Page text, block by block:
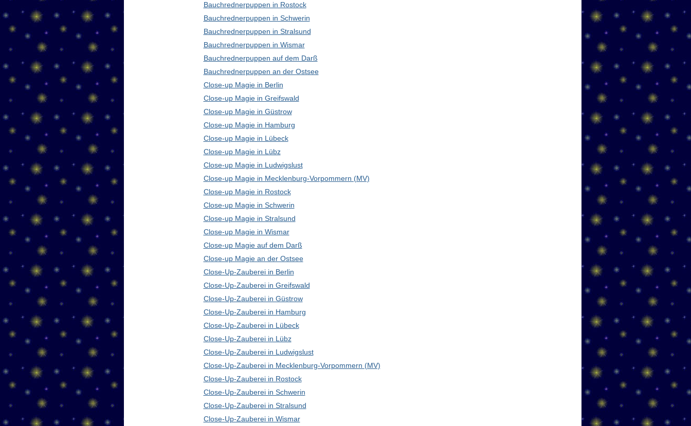
Bauchrednerpuppen in Rostock
Bauchrednerpuppen in Schwerin
Bauchrednerpuppen in Stralsund
Bauchrednerpuppen in Wismar
Bauchrednerpuppen auf dem Darß
Bauchrednerpuppen an der Ostsee
Close-up Magie in Berlin
Close-up Magie in Greifswald
Close-up Magie in Güstrow
Close-up Magie in Hamburg
Close-up Magie in Lübeck
Close-up Magie in Lübz
Close-up Magie in Ludwigslust
Close-up Magie in Mecklenburg-Vorpommern (MV)
Close-up Magie in Rostock
Close-up Magie in Schwerin
Close-up Magie in Stralsund
Close-up Magie in Wismar
Close-up Magie auf dem Darß
Close-up Magie an der Ostsee
Close-Up-Zauberei in Berlin
Close-Up-Zauberei in Greifswald
Close-Up-Zauberei in Güstrow
Close-Up-Zauberei in Hamburg
Close-Up-Zauberei in Lübeck
Close-Up-Zauberei in Lübz
Close-Up-Zauberei in Ludwigslust
Close-Up-Zauberei in Mecklenburg-Vorpommern (MV)
Close-Up-Zauberei in Rostock
Close-Up-Zauberei in Schwerin
Close-Up-Zauberei in Stralsund
Close-Up-Zauberei in Wismar